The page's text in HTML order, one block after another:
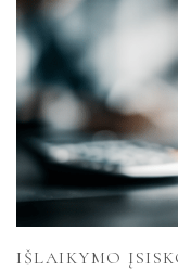
IŠLAIKYMO